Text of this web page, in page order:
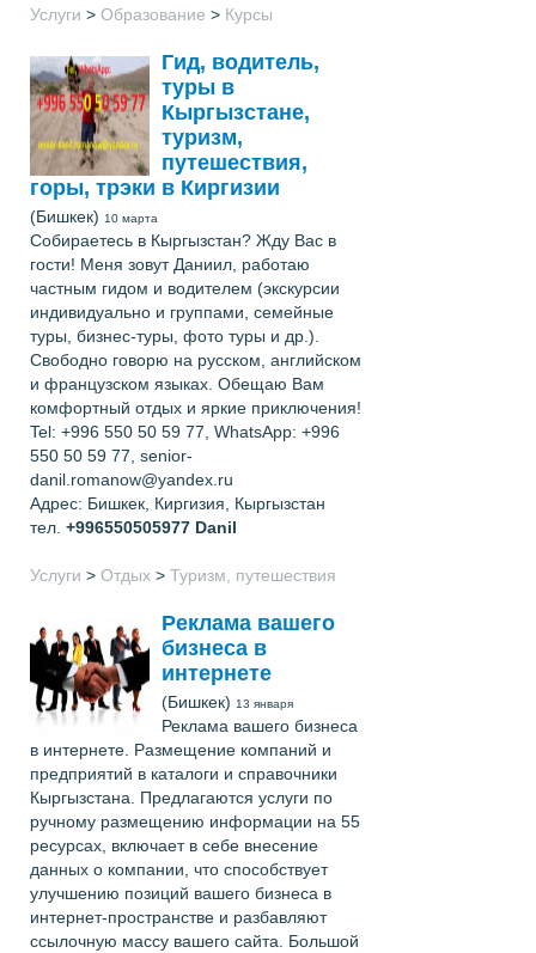
Услуги > Образование > Курсы
Гид, водитель,
туры в
Кыргызстане,
туризм,
путешествия,
горы, трэки в Киргизии
(Бишкек) 10 марта
Собираетесь в Кыргызстан? Жду Вас в
гости! Меня зовут Даниил, работаю
частным гидом и водителем (экскурсии
индивидуально и группами, семейные
туры, бизнес-туры, фото туры и др.).
Свободно говорю на русском, английском
и французском языках. Обещаю Вам
комфортный отдых и яркие приключения!
Tel: +996 550 50 59 77, WhatsApp: +996
550 50 59 77, senior-
danil.romanow@yandex.ru
Адрес: Бишкек, Киргизия, Кыргызстан
тел. +996550505977 Danil
Услуги > Отдых > Туризм, путешествия
Реклама вашего
бизнеса в
интернете
(Бишкек) 13 января
Реклама вашего бизнеса
в интернете. Размещение компаний и
предприятий в каталоги и справочники
Кыргызстана. Предлагаются услуги по
ручному размещению информации на 55
ресурсах, включает в себе внесение
данных о компании, что способствует
улучшению позиций вашего бизнеса в
интернет-пространстве и разбавляют
ссылочную массу вашего сайта. Большой